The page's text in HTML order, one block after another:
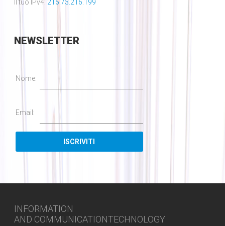
Il tuo IPv4: 216.73.216.199
NEWSLETTER
Nome:
Email:
INFORMATION
AND COMMUNICATIONTECHNOLOGY